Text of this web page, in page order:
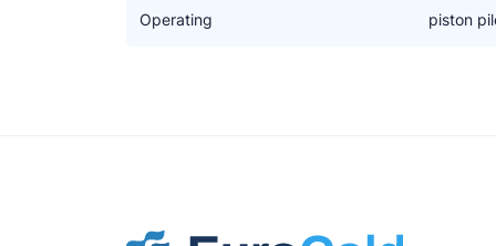
Operating piston